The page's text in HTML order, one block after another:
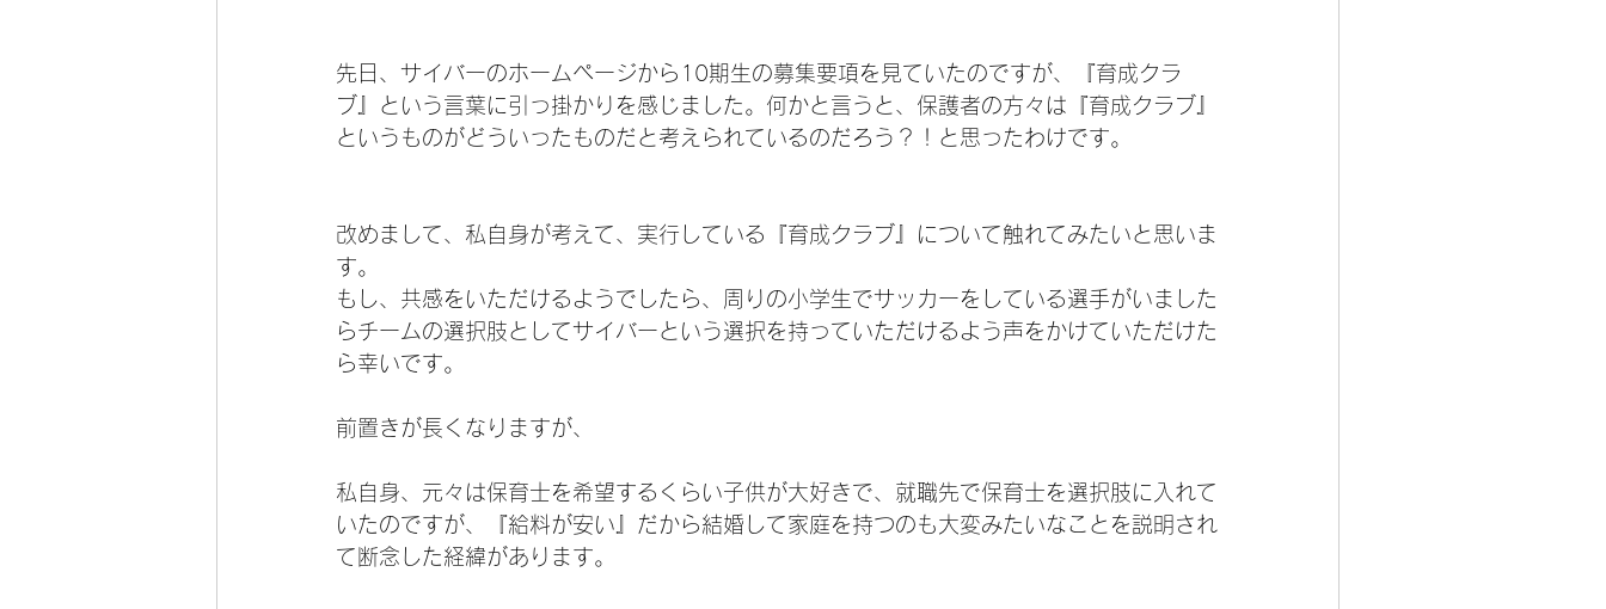
先日、サイバーのホームページから10期生の募集要項を見ていたのですが、『育成クラ
ブ』という言葉に引っ掛かりを感じました。何かと言うと、保護者の方々は『育成クラブ』
というものがどういったものだと考えられているのだろう？！と思ったわけです。
改めまして、私自身が考えて、実行している『育成クラブ』について触れてみたいと思いま
す。
もし、共感をいただけるようでしたら、周りの小学生でサッカーをしている選手がいました
らチームの選択肢としてサイバーという選択を持っていただけるよう声をかけていただけた
ら幸いです。
前置きが長くなりますが、
私自身、元々は保育士を希望するくらい子供が大好きで、就職先で保育士を選択肢に入れて
いたのですが、『給料が安い』だから結婚して家庭を持つのも大変みたいなことを説明され
て断念した経緯があります。